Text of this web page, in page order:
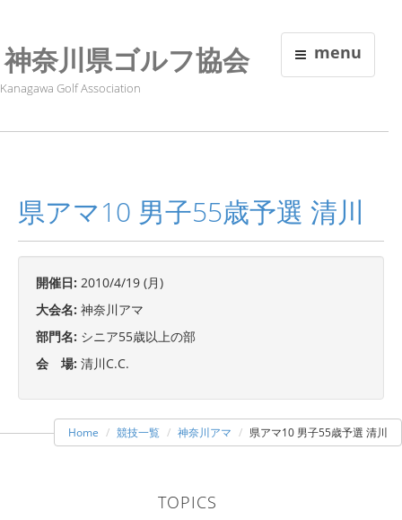
menu
神奈川県ゴルフ協会
Kanagawa Golf Association
県アマ10 男子55歳予選 清川
開催日: 2010/4/19 (月)
大会名: 神奈川アマ
部門名: シニア55歳以上の部
会 場: 清川C.C.
Home 競技一覧 神奈川アマ 県アマ10 男子55歳予選 清川
TOPICS